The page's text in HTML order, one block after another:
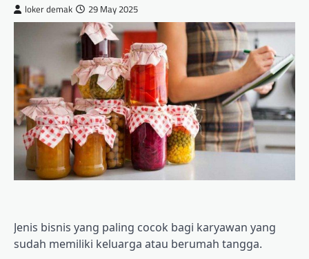
loker demak 29 May 2025
Jenis bisnis yang paling cocok bagi karyawan yang
sudah memiliki keluarga atau berumah tangga.